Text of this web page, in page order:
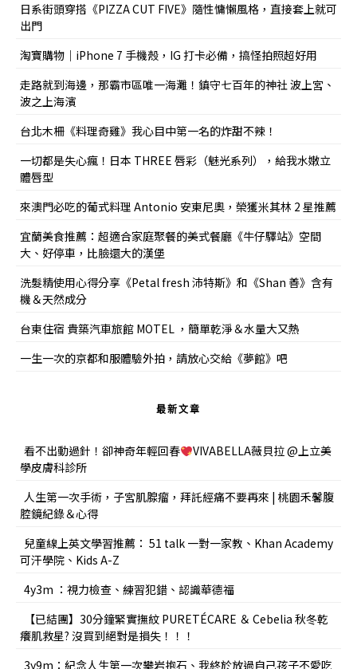
日系街頭穿搭《PIZZA CUT FIVE》隨性慵懶風格，直接套上就可
出門
淘寶購物｜iPhone 7 手機殼，IG 打卡必備，搞怪拍照超好用
走路就到海邊，那霸市區唯一海灘！鎮守七百年的神社 波上宮、
波之上海濱
台北木柵《料理奇雞》我心目中第一名的炸甜不辣！
一切都是失心瘋！日本 THREE 唇彩（魅光系列），給我水嫩立
體唇型
來澳門必吃的葡式料理 Antonio 安東尼奧，榮獲米其林 2 星推薦
宜蘭美食推薦：超適合家庭聚餐的美式餐廳《牛仔驛站》空間
大、好停車，比臉還大的漢堡
洗髮精使用心得分享《Petal fresh 沛特斯》和《Shan 善》含有
機＆天然成分
台東住宿 貴築汽車旅館 MOTEL ，簡單乾淨＆水量大又熱
一生一次的京都和服體驗外拍，請放心交給《夢館》吧
最新文章
看不出動過針！卻神奇年輕回春
VIVABELLA薇貝拉 @上立美
學皮膚科診所
人生第一次手術，子宮肌腺瘤，拜託經痛不要再來 | 桃園禾馨腹
腔鏡紀錄＆心得
兒童線上英文學習推薦： 51 talk 一對一家教、Khan Academy
可汗學院、Kids A-Z
4y3m ：視力檢查、練習犯錯、認識華德福
【已結團】30分鐘緊實撫紋 PURETÉCARE ＆ Cebelia 秋冬乾
癢肌救星? 沒買到絕對是損失！！！
3y9m：紀念人生第一次攀岩抱石、我終於放過自己孩子不愛吃